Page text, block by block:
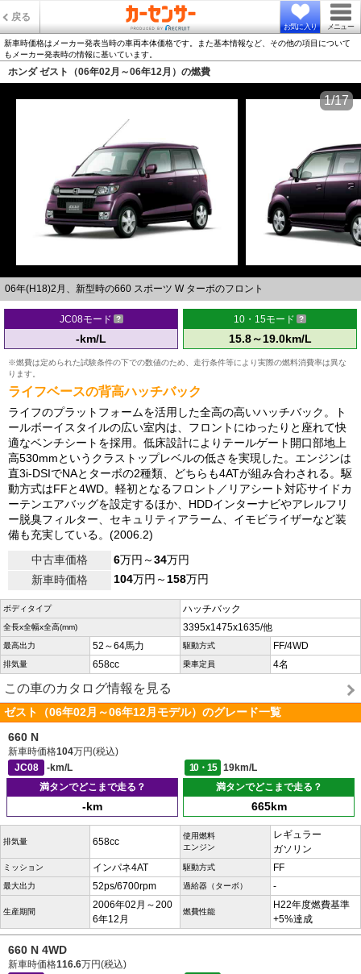
戻る
お気に入り メニュー
新車時価格はメーカー発表当時の車両本体価格です。また基本情報など、その他の項目について
もメーカー発表時の情報に基いています。
ホンダ ゼスト（06年02月～06年12月）の燃費
06年(H18)2月、新型時の660 スポーツ W ターボのフロント
1/17
JC08モード
-km/L
10・15モード
15.8～19.0km/L
※燃費は定められた試験条件の下での数値のため、走行条件等により実際の燃料消費率は異な
ります。
ライフベースの背高ハッチバック
ライフのプラットフォームを活用した全高の高いハッチバック。ト
ールボーイスタイルの広い室内は、フロントにゆったりと座れて快
適なベンチシートを採用。低床設計によりテールゲート開口部地上
高530mmというクラストップレベルの低さを実現した。エンジンは
直3i-DSIでNAとターボの2種類、どちらも4ATが組み合わされる。駆
動方式はFFと4WD。軽初となるフロント／リアシート対応サイドカ
ーテンエアバッグを設定するほか、HDDインターナビやアレルフリ
ー脱臭フィルター、セキュリティアラーム、イモビライザーなど装
備も充実している。(2006.2)
中古車価格
6万円～34万円
新車時価格
104万円～158万円
ボディタイプ ハッチバック
全長x全幅x全高(mm) 3395x1475x1635/他
最高出力 52～64馬力 駆動方式 FF/4WD
排気量 658cc 乗車定員 4名
この車のカタログ情報を見る
ゼスト（06年02月～06年12月モデル）のグレード一覧
660 N
新車時価格104万円(税込)
JC08
-km/L 10・15
19km/L
満タンでどこまで走る？
-km
満タンでどこまで走る？
665km
排気量 658cc
使用燃料
エンジン
レギュラー
ガソリン
ミッション インパネ4AT 駆動方式 FF
最大出力 52ps/6700rpm 過給器（ターボ） -
生産期間
2006年02月～200
6年12月
燃費性能
H22年度燃費基準
+5%達成
660 N 4WD
新車時価格116.6万円(税込)